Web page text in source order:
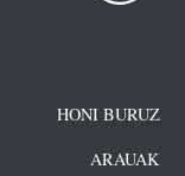
HONI BURUZ
ARAUAK